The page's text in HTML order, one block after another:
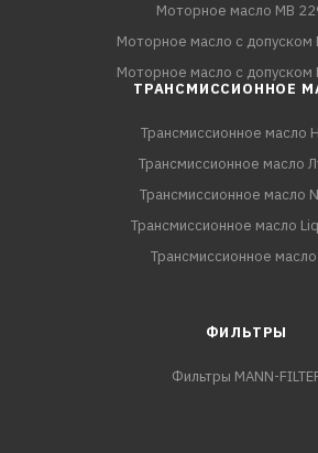
Моторное масло MB
Моторное масло с допуском
Моторное масло с допуском
ТРАНСМИССИОННОЕ
Трансмиссионное масло
Трансмиссионное масло
Трансмиссионное масло
Трансмиссионное масло
Трансмиссионное
ФИЛЬТРЫ
Фильтры MANN-